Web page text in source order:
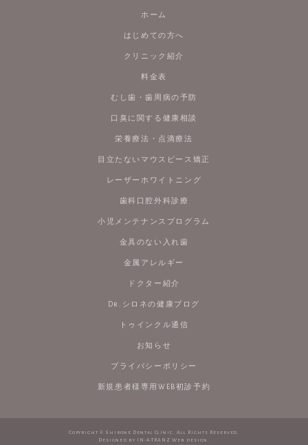
ホーム
はじめての方へ
クリニック紹介
料金表
むし歯・歯周病の予防
口臭に関する健康相談
栄養療法・点滴療法
目立たないマウスピース矯正
レーザーホワイトニング
歯科口腔外科診療
小児メンテナンスプログラム
金具のない入れ歯
金属アレルギー
ドクター紹介
Dr.シロネの健康ブログ
トゥインクル通信
お知らせ
プライバシーポリシー
新規患者様専用WEB初診予約
Copyright © Shirone Dental Clinic. All Rights Reserved.
Designed by IN-A-TRANZ Web design.